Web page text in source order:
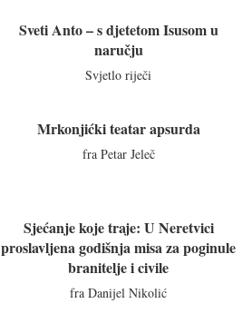
Sveti Anto – s djetetom Isusom u
naručju
Svjetlo riječi
Mrkonjićki teatar apsurda
fra Petar Jeleč
Sjećanje koje traje: U Neretvici
proslavljena godišnja misa za poginule
branitelje i civile
fra Danijel Nikolić